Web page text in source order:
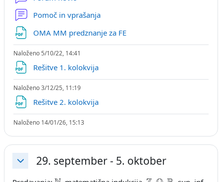
Pomoč in vprašanja
OMA MM predznanje za FE
Naloženo 5/10/22, 14:41
Rešitve 1. kolokvija
Naloženo 3/12/25, 11:19
Rešitve 2. kolokvija
Naloženo 14/01/26, 15:13
Skrči 29. september - 5. oktober
N Z Q R